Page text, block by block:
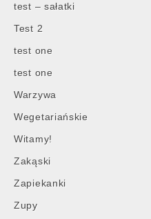
test – sałatki
Test 2
test one
test one
Warzywa
Wegetariańskie
Witamy!
Zakąski
Zapiekanki
Zupy